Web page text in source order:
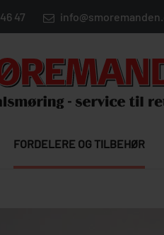
47
FORDELERE OG TILBEHØR